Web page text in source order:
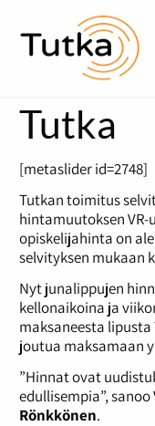
Tutka
[metaslider id=2748]
Tutkan toimitus
hintamuutoksen VR-
opiskelijahinta on
selvityksen mukaan
Nyt junalippujen
kellonaikoina ja
maksaneesta
joutua maksamaan
”Hinnat ovat
edullisempia”,
Rönkkönen.